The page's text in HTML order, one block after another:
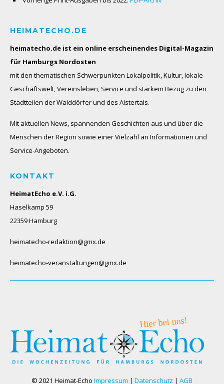
HEIMATECHO.DE
heimatecho.de ist ein online erscheinendes Digital-Magazin
für Hamburgs Nordosten
mit den thematischen Schwerpunkten Lokalpolitik, Kultur, lokale
Geschäftswelt, Vereinsleben, Service und starkem Bezug zu den
Stadtteilen der Walddörfer und des Alstertals.
Mit aktuellen News, spannenden Geschichten aus und über die
Menschen der Region sowie einer Vielzahl an Informationen und
Service-Angeboten.
KONTAKT
HeimatEcho e.V. i.G.
Haselkamp 59
22359 Hamburg
heimatecho-redaktion@gmx.de
heimatecho-veranstaltungen@gmx.de
© 2021 Heimat-Echo Impressum | Datenschutz | AGB